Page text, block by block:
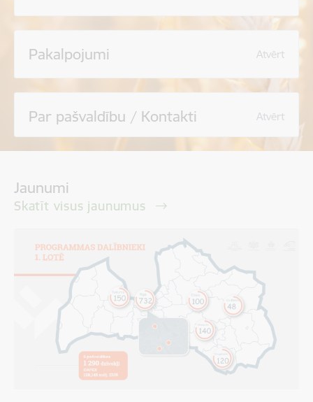
Pakalpojumi Atvērt
Par pašvaldību / Kontakti Atvērt
Jaunumi
Skatīt visus jaunumus